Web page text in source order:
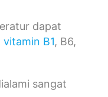
dapat
vitamin B1, B6,
sangat